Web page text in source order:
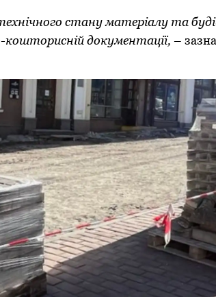
стану матеріалу та
документації, –